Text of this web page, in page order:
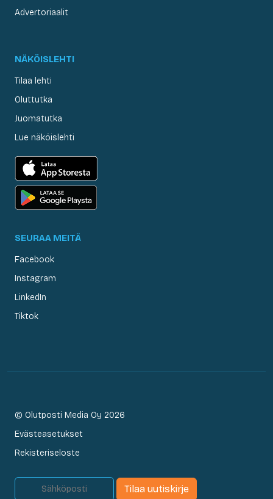
Advertoriaalit
NÄKÖISLEHTI
Tilaa lehti
Oluttutka
Juomatutka
Lue näköislehti
SEURAA MEITÄ
Facebook
Instagram
LinkedIn
Tiktok
© Olutposti Media Oy 2026
Evästeasetukset
Rekisteriseloste
Tilaa uutiskirje